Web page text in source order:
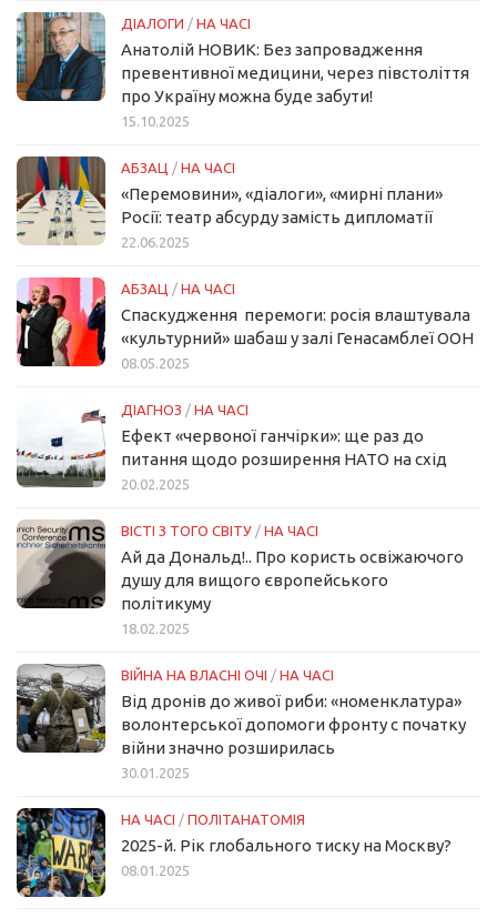
ДІАЛОГИ / НА ЧАСІ
Анатолій НОВИК: Без запровадження
превентивної медицини, через півстоліття
про Україну можна буде забути!
15.10.2025
АБЗАЦ / НА ЧАСІ
«Перемовини», «діалоги», «мирні плани»
Росії: театр абсурду замість дипломатії
22.06.2025
АБЗАЦ / НА ЧАСІ
Спаскудження перемоги: росія влаштувала
«культурний» шабаш у залі Генасамблеї ООН
08.05.2025
ДІАГНОЗ / НА ЧАСІ
Ефект «червоної ганчірки»: ще раз до
питання щодо розширення НАТО на схід
20.02.2025
ВІСТІ З ТОГО СВІТУ / НА ЧАСІ
Ай да Дональд!.. Про користь освіжаючого
душу для вищого європейського
політикуму
18.02.2025
ВІЙНА НА ВЛАСНІ ОЧІ / НА ЧАСІ
Від дронів до живої риби: «номенклатура»
волонтерської допомоги фронту с початку
війни значно розширилась
30.01.2025
НА ЧАСІ / ПОЛІТАНАТОМІЯ
2025-й. Рік глобального тиску на Москву?
08.01.2025